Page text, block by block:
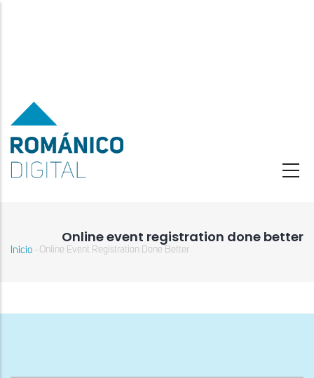
contenido
principal
Online event registration done better
Sobrescribir
Inicio - Online Event Registration Done Better